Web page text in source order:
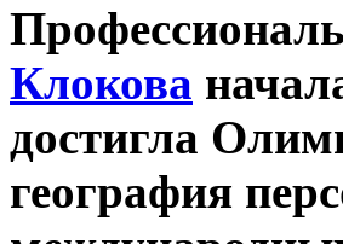
Клокова
достигла
география